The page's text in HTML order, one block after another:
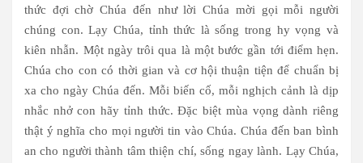
thức đợi chờ Chúa đến như lời Chúa mời gọi mỗi người
chúng con. Lạy Chúa, tỉnh thức là sống trong hy vọng và
kiên nhẫn. Một ngày trôi qua là một bước gần tới điểm hẹn.
Chúa cho con có thời gian và cơ hội thuận tiện để chuẩn bị
xa cho ngày Chúa đến. Mỗi biến cố, mỗi nghịch cảnh là dịp
nhắc nhở con hãy tỉnh thức. Đặc biệt mùa vọng dành riêng
thật ý nghĩa cho mọi người tin vào Chúa. Chúa đến ban bình
an cho người thành tâm thiện chí, sống ngay lành. Lạy Chúa,